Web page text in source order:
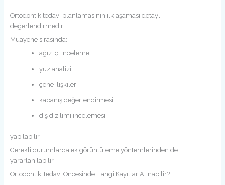
Ortodontik tedavi planlamasının ilk aşaması detaylı
değerlendirmedir.
Muayene sırasında:
ağız içi inceleme
yüz analizi
çene ilişkileri
kapanış değerlendirmesi
diş dizilimi incelemesi
yapılabilir.
Gerekli durumlarda ek görüntüleme yöntemlerinden de
yararlanılabilir.
Ortodontik Tedavi Öncesinde Hangi Kayıtlar Alınabilir?